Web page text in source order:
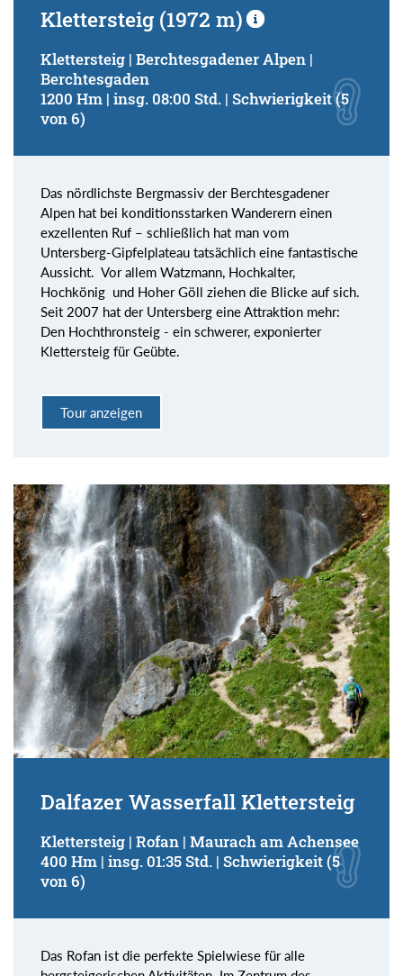
Klettersteig (1972 m)
Klettersteig | Berchtesgadener Alpen |
Berchtesgaden
1200 Hm | insg. 08:00 Std. | Schwierigkeit (5
von 6)
Das nördlichste Bergmassiv der Berchtesgadener
Alpen hat bei konditionsstarken Wanderern einen
exzellenten Ruf – schließlich hat man vom
Untersberg-Gipfelplateau tatsächlich eine fantastische
Aussicht. Vor allem Watzmann, Hochkalter,
Hochkönig und Hoher Göll ziehen die Blicke auf sich.
Seit 2007 hat der Untersberg eine Attraktion mehr:
Den Hochthronsteig - ein schwerer, exponierter
Klettersteig für Geübte.
Tour anzeigen
Dalfazer Wasserfall Klettersteig
Klettersteig | Rofan | Maurach am Achensee
400 Hm | insg. 01:35 Std. | Schwierigkeit (5
von 6)
Das Rofan ist die perfekte Spielwiese für alle